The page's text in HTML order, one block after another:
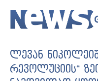
ლევან
რევოლუციის“